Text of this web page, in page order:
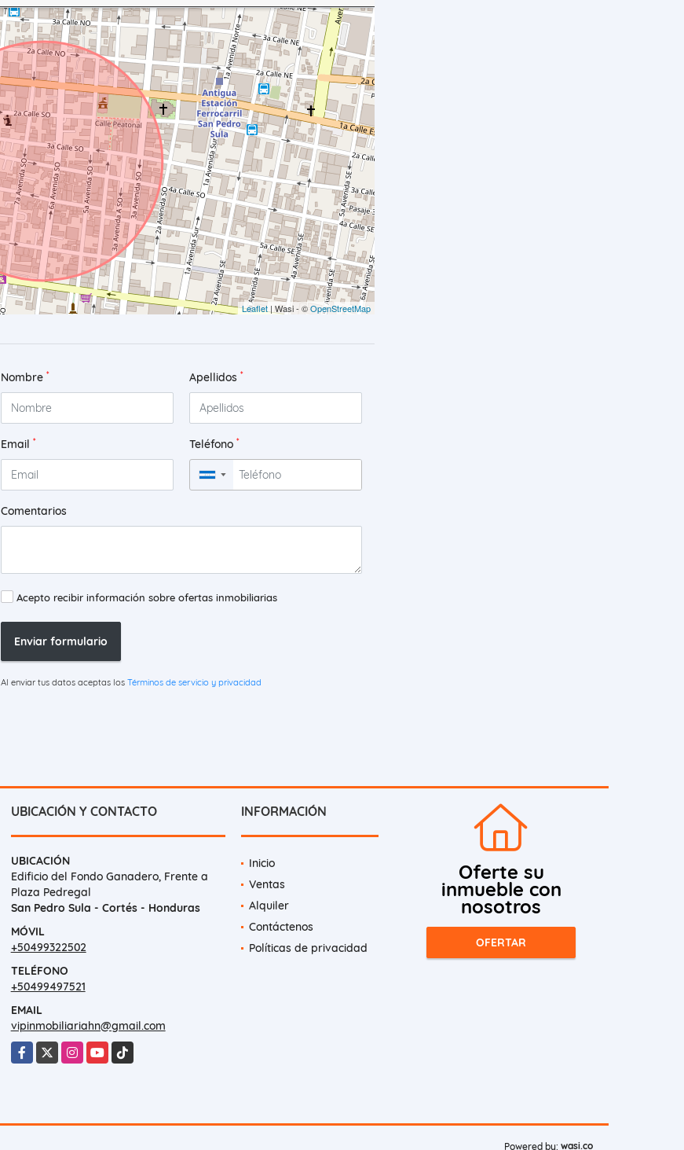
Leaflet| Wasi - ©OpenStreetMap
Nombre * Apellidos *
Email * Teléfono *
▼
Comentarios
Acepto recibir información sobre ofertas inmobiliarias
Enviar formulario
Al enviar tus datos aceptas los Términos de servicio y privacidad
UBICACIÓN Y CONTACTO
UBICACIÓN
Edificio del Fondo Ganadero, Frente a
Plaza Pedregal
San Pedro Sula - Cortés - Honduras
MÓVIL
+50499322502
TELÉFONO
+50499497521
EMAIL
vipinmobiliariahn@gmail.com
Facebook
X InstagramYouTubeTikTok
INFORMACIÓN
Inicio
Ventas
Alquiler
Contáctenos
Políticas de privacidad
Oferte su
inmueble con
nosotros
OFERTAR
Powered by: wasi.co